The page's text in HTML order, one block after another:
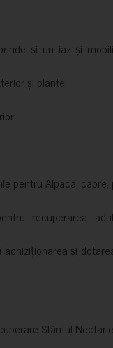
și un iaz și
și plante;
pentru Alpaca, capre,
recuperarea
și
Sfântul